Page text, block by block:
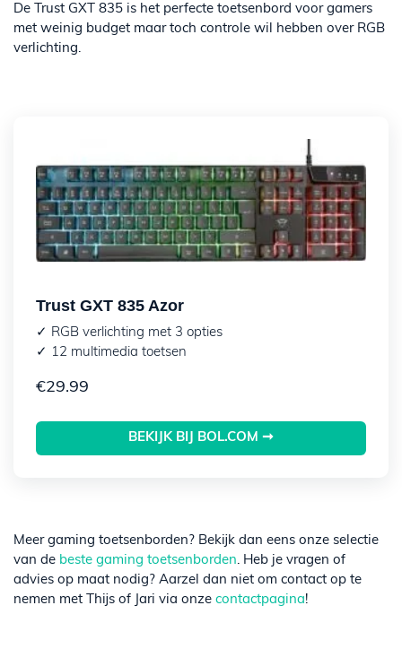
De Trust GXT 835 is het perfecte toetsenbord voor gamers
met weinig budget maar toch controle wil hebben over RGB
verlichting.
Trust GXT 835 Azor
✓ RGB verlichting met 3 opties
✓ 12 multimedia toetsen
€29.99
BEKIJK BIJ BOL.COM ➞
Meer gaming toetsenborden? Bekijk dan eens onze selectie
van de beste gaming toetsenborden. Heb je vragen of
advies op maat nodig? Aarzel dan niet om contact op te
nemen met Thijs of Jari via onze contactpagina!